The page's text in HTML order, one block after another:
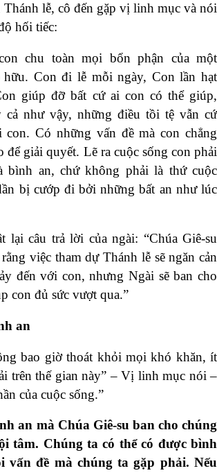
Thánh lễ, cô đến gặp vị linh mục và nói
hối tiếc:
chu toàn mọi bổn phận của một
Con đi lễ mỗi ngày, Con lần hạt
giúp đỡ bất cứ ai con có thể giúp,
cả như vậy, những điều tồi tệ vẫn cứ
con. Có những vấn đề mà con chẳng
để giải quyết. Lẽ ra cuộc sống con phải
bình an, chứ không phải là thứ cuộc
bị cướp đi bởi những bất an như lúc
lại câu trả lời của ngài: “Chúa Giê-su
việc tham dự Thánh lễ sẽ ngăn cản
đến với con, nhưng Ngài sẽ ban cho
con đủ sức vượt qua.”
an
bao giờ thoát khỏi mọi khó khăn, ít
trên thế gian này” – Vị linh mục nói –
của cuộc sống.”
an mà Chúa Giê-su ban cho chúng
tâm. Chúng ta có thể có được bình
vấn đề mà chúng ta gặp phải. Nếu